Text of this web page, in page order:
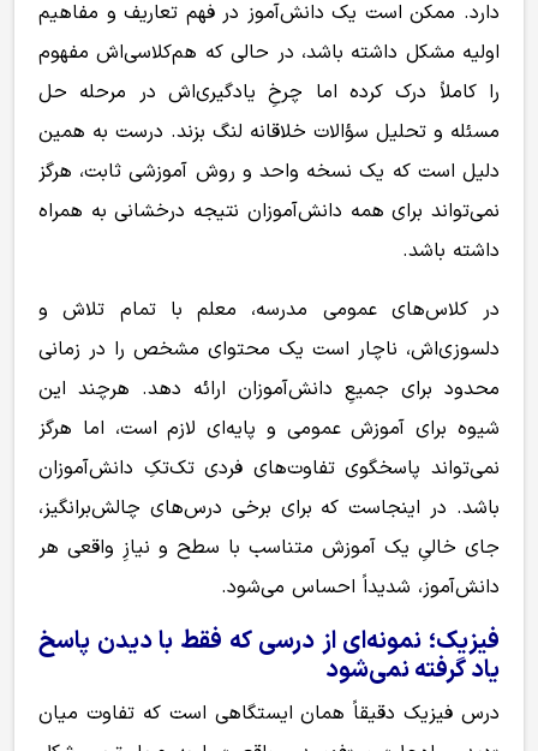
دارد. ممکن است یک دانش‌آموز در فهم تعاریف و مفاهیم
اولیه مشکل داشته باشد، در حالی که هم‌کلاسی‌اش مفهوم
را کاملاً درک کرده اما چرخِ یادگیری‌اش در مرحله حل
مسئله و تحلیل سؤالات خلاقانه لنگ بزند. درست به همین
دلیل است که یک نسخه واحد و روش آموزشی ثابت، هرگز
نمی‌تواند برای همه دانش‌آموزان نتیجه درخشانی به همراه
داشته باشد.
در کلاس‌های عمومی مدرسه، معلم با تمام تلاش و
دلسوزی‌اش، ناچار است یک محتوای مشخص را در زمانی
محدود برای جمیعِ دانش‌آموزان ارائه دهد. هرچند این
شیوه برای آموزش عمومی و پایه‌ای لازم است، اما هرگز
نمی‌تواند پاسخگوی تفاوت‌های فردی تک‌تکِ دانش‌آموزان
باشد. در اینجاست که برای برخی درس‌های چالش‌برانگیز،
جای خالیِ یک آموزش متناسب با سطح و نیازِ واقعی هر
دانش‌آموز، شدیداً احساس می‌شود.
فیزیک؛ نمونه‌ای از درسی که فقط با دیدن پاسخ
یاد گرفته نمی‌شود
درس فیزیک دقیقاً همان ایستگاهی است که تفاوت میان